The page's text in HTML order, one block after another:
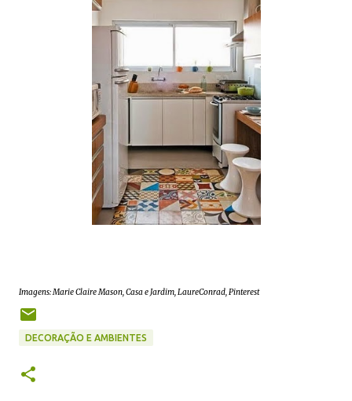
Imagens: Marie Claire Mason, Casa e Jardim, LaureConrad, Pinterest
DECORAÇÃO E AMBIENTES